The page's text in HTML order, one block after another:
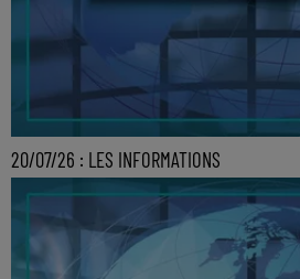
20/07/26 : LES INFORMATIONS